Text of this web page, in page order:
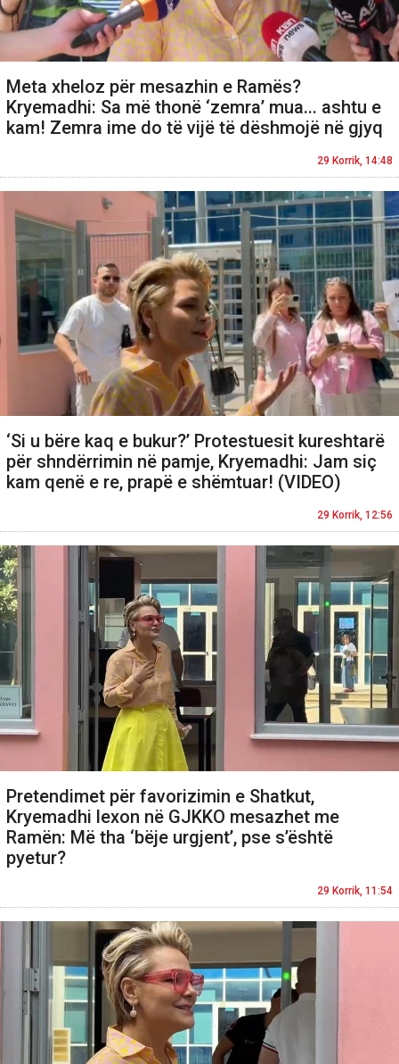
Meta xheloz për mesazhin e Ramës?
Kryemadhi: Sa më thonë ‘zemra’ mua... ashtu e
kam! Zemra ime do të vijë të dëshmojë në gjyq
29 Korrik, 14:48
‘Si u bëre kaq e bukur?’ Protestuesit kureshtarë
për shndërrimin në pamje, Kryemadhi: Jam siç
kam qenë e re, prapë e shëmtuar! (VIDEO)
29 Korrik, 12:56
Pretendimet për favorizimin e Shatkut,
Kryemadhi lexon në GJKKO mesazhet me
Ramën: Më tha ‘bëje urgjent’, pse s’është
pyetur?
29 Korrik, 11:54